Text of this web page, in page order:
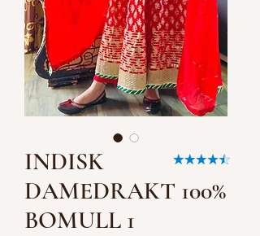
INDISK
DAMEDRAKT 100%
BOMULL 1